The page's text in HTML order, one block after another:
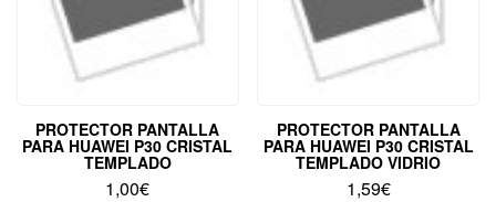
PROTECTOR PANTALLA
PARA HUAWEI P30 CRISTAL
TEMPLADO
1,00€
PROTECTOR PANTALLA
PARA HUAWEI P30 CRISTAL
TEMPLADO VIDRIO
1,59€